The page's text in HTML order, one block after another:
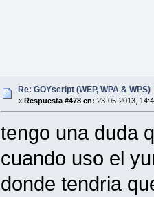
Re: GOYscript (WEP, WPA & WPS)
« Respuesta #478 en: 23-05-2013,
tengo una duda
cuando uso el
donde tendria